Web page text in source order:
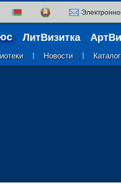
ЛитВизитка
Новости Каталог